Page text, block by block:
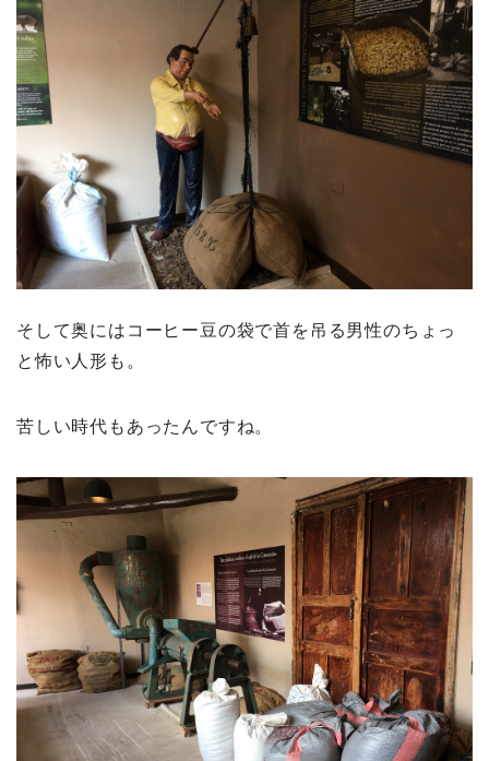
そして奥にはコーヒー豆の袋で首を吊る男性のちょっ
と怖い人形も。
苦しい時代もあったんですね。